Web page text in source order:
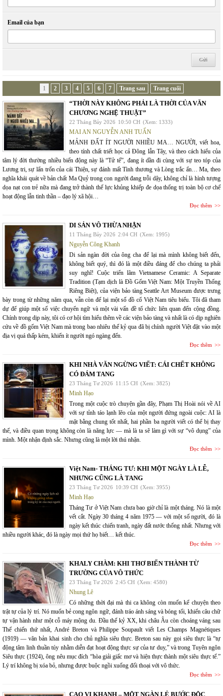
Email của bạn
1 2 3 4 5 6 7 Trang sau Trang cuối
“THỜI NÀY KHÔNG PHẢI LÀ THỜI CỦA VĂN
CHƯƠNG NGHỆ THUẬT”
22 Tháng Bảy 2026 10:50 CH (Xem: 1333)
MAI AN NGUYỄN ANH TUẤN
MẢNH ĐẤT ÍT NGƯỜI NHIỀU MA… NGƯỜI, viết hoa,
theo tính chất triết học cả Đông lẫn Tây, và theo cách hiểu của
tâm lý đời thường nhiều biến động này là “Tử tế”, đang ít dần đi cùng với sự teo tóp của
Lương tri, sự lẩn trốn của cái Thiện, sự đánh mất Tình thương và Lòng trắc ẩn… Ma, theo
nghĩa khái quát về bản chất Ma Quỷ trong con người đang trỗi dậy, không chỉ là hình tượng
dọa nạt con trẻ nữa mà đang trở thành thế lực khủng khiếp đe dọa thống trị toàn bộ cơ chế
hoạt động lẫn tinh thần – đạo lý xã hội…
Đọc thêm
DI SẢN VÔ THỪA NHẬN
11 Tháng Bảy 2026 2:04 CH (Xem: 1995)
Nguyễn Công Khanh
Di sản ngàn đời của ông cha để lại mà mình không biết đến,
không biết quý, thì đó là một điều đáng để cho chúng ta phải
suy nghĩ! Cuộc triển lãm Vietnamese Ceramic: A Separate
Tradition (Tạm dịch là Đồ Gốm Việt Nam: Một Truyền Thống
Riêng Biệt), của viện bảo tàng Seattle Art Museum được trưng
bày trong từ những năm qua, vẫn còn để lại một số đồ cổ Việt Nam tiêu biểu. Tôi đã tham
dự để giúp một số việc chuyển ngữ và một vài vấn đề tổ chức liên quan đến cộng đồng.
Chính trong dịp này, tôi có cơ hội tìm hiểu thêm về các viện bảo tàng và nhất là có dịp nghiên
cứu về đồ gốm Việt Nam mà trong bao nhiêu thế kỷ qua đã bị chính người Việt đặt vào một
địa vị quá thấp kém, khiến ít người ngó ngàng đến.
Đọc thêm
KHI NHÀ VĂN NGỪNG VIẾT: CÁI CHẾT KHÔNG
CÓ ĐÁM TANG
23 Tháng Tư 2026 11:15 CH (Xem: 3825)
Minh Hạo
Trong một cuộc trò chuyện gần đây, Phạm Thị Hoài nói về AI
với sự tỉnh táo lạnh lẽo của một người đứng ngoài cuộc: AI là
mặt bằng chung tốt nhất, hai phần ba người viết có thể bị thay
thế, và điều quan trọng không còn là năng lực — mà là ta sẽ làm gì với sự “vô dụng” của
mình. Một nhận định sắc. Nhưng cũng là một lời thú nhận.
Đọc thêm
Việt Nam- THÁNG TƯ: KHI MỘT NGÀY LÀ LỄ,
NHƯNG CŨNG LÀ TANG
23 Tháng Tư 2026 10:39 CH (Xem: 3955)
Minh Hạo
Tháng Tư ở Việt Nam chưa bao giờ chỉ là một tháng. Nó là một
vết cắt. Ngày 30 tháng 4 năm 1975 — với một số người, đó là
ngày kết thúc chiến tranh, ngày đất nước thống nhất. Nhưng với
nhiều người khác, đó là ngày mọi thứ họ biết… kết thúc.
Đọc thêm
KHALY CHÀM: KHI THƠ BIẾN THÀNH TỪ
TRƯỜNG CỦA VÔ THỨC
23 Tháng Tư 2026 2:45 CH (Xem: 4580)
Nhung Lê
Có những thời đại mà thi ca không còn muốn kể chuyện theo
trật tự của lý trí. Nó muốn bẻ cong ngôn ngữ, đánh tráo ánh sáng và bóng tối, khiến câu chữ
tự vận hành như một cỗ máy mộng du. Đầu thế kỷ XX, khi châu Âu còn choáng váng sau
Thế chiến thứ nhất, André Breton và Philippe Soupault viết Les Champs Magnétiques
(1919) — văn bản khai sinh cho chủ nghĩa siêu thực. Breton sau này gọi siêu thực là “tự
động tâm linh thuần túy nhằm diễn đạt hoạt động thực sự của tư duy,” và trong Tuyên ngôn
Siêu thực (1924), ông nêu mục đích “hòa giải giấc mơ và hiện thực thành một siêu thực tế.”
Lý trí không bị xóa bỏ, nhưng được buộc ngồi xuống đối thoại với vô thức.
Đọc thêm
CAO VỊ KHANH – MỘT NGÀN LẺ BƯỚC ĐỘC